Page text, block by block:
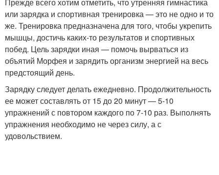
или зарядка и спортивная тренировка — это не одно и то
же. Тренировка предназначена для того, чтобы укрепить
мышцы, достичь каких-то результатов и спортивных
побед. Цель зарядки иная — помочь вырваться из
объятий Морфея и зарядить организм энергией на весь
предстоящий день.
Зарядку следует делать ежедневно. Продолжительность
ее может составлять от 15 до 20 минут — 5-10
упражнений с повтором каждого по 7-10 раз. Выполнять
упражнения необходимо не через силу, а с
удовольствием.